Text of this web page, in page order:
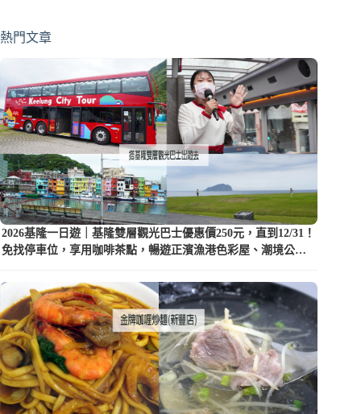
熱門文章
2026基隆一日遊｜基隆雙層觀光巴士優惠價250元，直到12/31！
免找停車位，享用咖啡茶點，暢遊正濱漁港色彩屋、潮境公園